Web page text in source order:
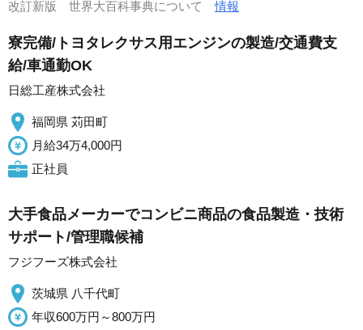
改訂新版 世界大百科事典について情報
寮完備/トヨタレクサス用エンジンの製造/交通費支
給/車通勤OK
日総工産株式会社
福岡県 苅田町
月給34万4,000円
正社員
大手食品メーカーでコンビニ商品の食品製造・技術
サポート/管理職候補
フジフーズ株式会社
茨城県 八千代町
年収600万円～800万円